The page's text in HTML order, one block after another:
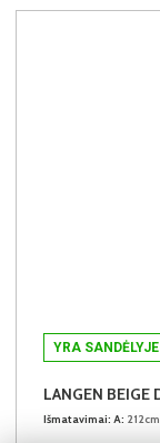
YRA SANDĖLYJE
Išmatavimai: A: 212cm